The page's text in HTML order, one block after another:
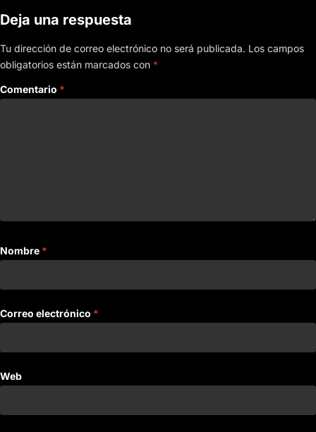
Deja una respuesta
Tu dirección de correo electrónico no será publicada. Los campos
obligatorios están marcados con *
Comentario *
Nombre *
Correo electrónico *
Web